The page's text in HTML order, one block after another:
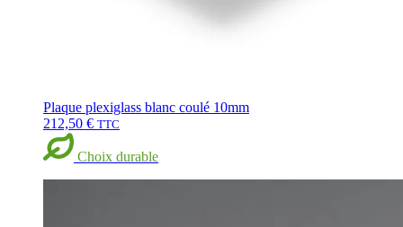
Plaque plexiglass blanc coulé 10mm
212,50 € TTC
Choix durable